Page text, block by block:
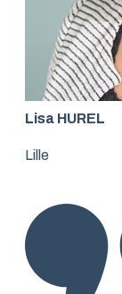
Lisa HUREL
Lille